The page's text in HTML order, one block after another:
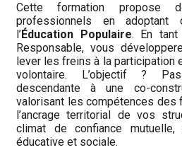
Cette formation
professionnels en
l’Éducation Populaire. En tant
Responsable, vous
lever les freins à la participation
volontaire. L’objectif ?
descendante à une co-
valorisant les compétences des
l’ancrage territorial de vos
climat de confiance
éducative et sociale.